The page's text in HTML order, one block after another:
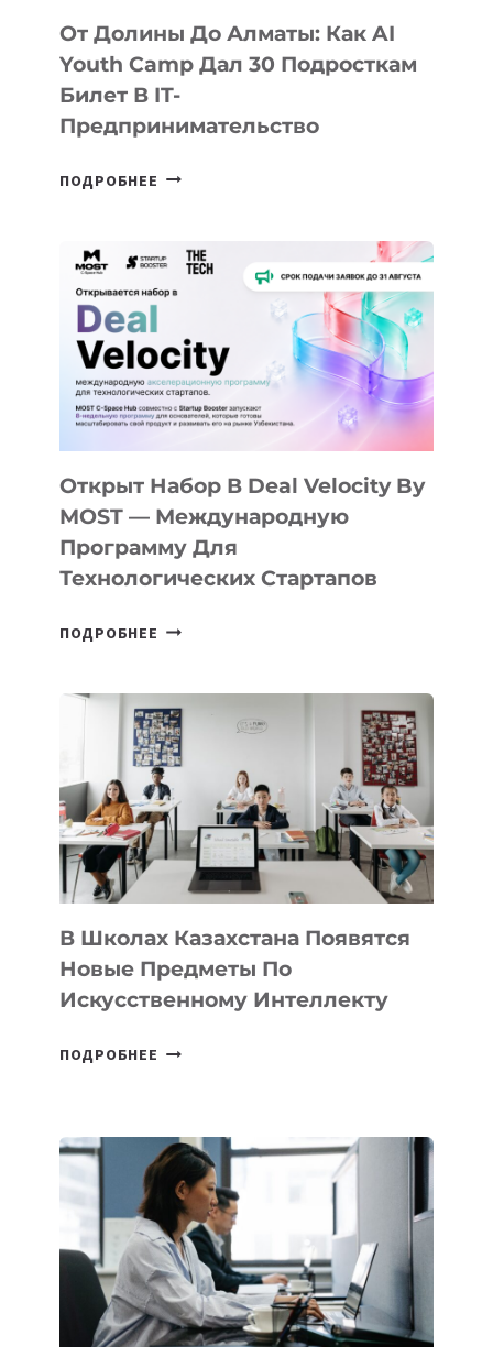
От Долины До Алматы: Как AI
Youth Camp Дал 30 Подросткам
Билет В IT-
Предпринимательство
ПОДРОБНЕЕ ОТ
АЛМАТЫ:
AI
YOUTH
CAMP
ДАЛ
30
ПОДРОСТКАМ
БИЛЕТ
ПРЕДПРИНИМАТЕЛЬСТВО
Открыт Набор В Deal Velocity By
MOST — Международную
Программу Для
Технологических Стартапов
ПОДРОБНЕЕ ОТКРЫТ
DEAL
VELOCITY
BY
MOST
—
МЕЖДУНАРОДНУЮ
ПРОГРАММУ
ДЛЯ
ТЕХНОЛОГИЧЕСКИХ
В Школах Казахстана Появятся
Новые Предметы По
Искусственному Интеллекту
ПОДРОБНЕЕ
НОВЫЕ
ПРЕДМЕТЫ
ПО
ИСКУССТВЕННОМУ
ИНТЕЛЛЕКТУ